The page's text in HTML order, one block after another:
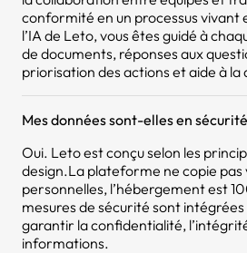
conformité en un processus vivant
l’IA de Leto, vous êtes guidé à
de documents, réponses aux
priorisation des actions et aide à la
Mes données sont-elles en
Oui. Leto est conçu selon les
design.La plateforme ne copie pas
personnelles, l’hébergement est
mesures de sécurité sont
garantir la confidentialité,
informations.